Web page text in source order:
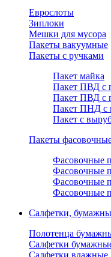
Еврослоты
Зиплоки
Мешки для мусора
Пакеты вакуумные
Пакеты с ручками
Пакет майка
Пакет ПВД с
Пакет ПВД с
Пакет ПНД с
Пакет с
Пакеты
Фасовочные
Фасовочные
Фасовочные
Фасовочные
Салфетки,
Полотенца
Салфетки
Салфетки влажные